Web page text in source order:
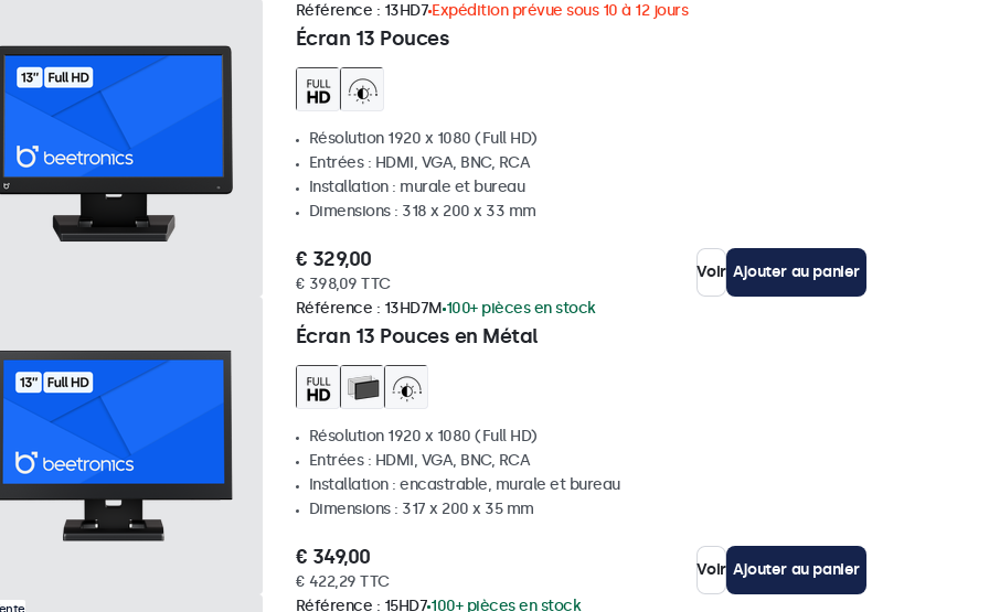
Écran 13 Pouces
Référence : 13HD7 Expédition prévue sous 10 à 12 jours
Résolution 1920 x 1080 (Full HD)
Entrées : HDMI, VGA, BNC, RCA
Installation : murale et bureau
Dimensions : 318 x 200 x 33 mm
€ 329,00
€ 398,09 TTC
Voir Ajouter au panier
Écran 13 Pouces en Métal
Référence : 13HD7M 100+ pièces en stock
Résolution 1920 x 1080 (Full HD)
Entrées : HDMI, VGA, BNC, RCA
Installation : encastrable, murale et bureau
Dimensions : 317 x 200 x 35 mm
€ 349,00
€ 422,29 TTC
Voir Ajouter au panier
Référence : 15HD7 100+ pièces en stock